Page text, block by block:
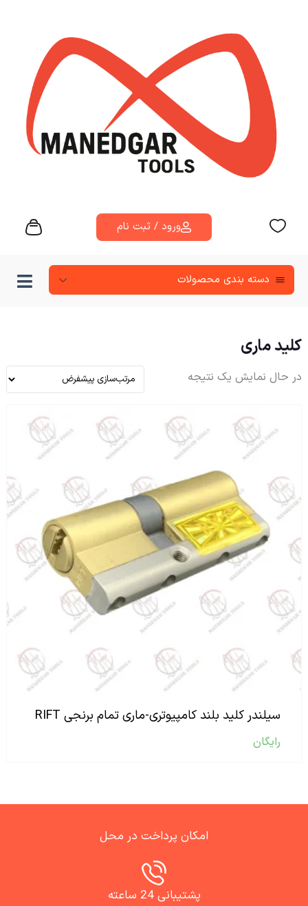
ورود / ثبت نام
دسته‌ بندی محصولات
کلید ماری
در حال نمایش یک نتیجه
سیلندر کلید بلند کامپیوتری-ماری تمام برنجی RIFT
رایگان
امکان پرداخت در محل
پشتیبانی 24 ساعته